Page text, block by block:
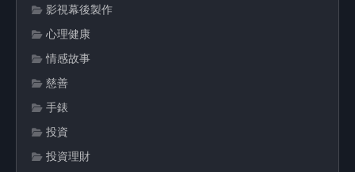
影視幕後製作
心理健康
情感故事
慈善
手錶
投資
投資理財